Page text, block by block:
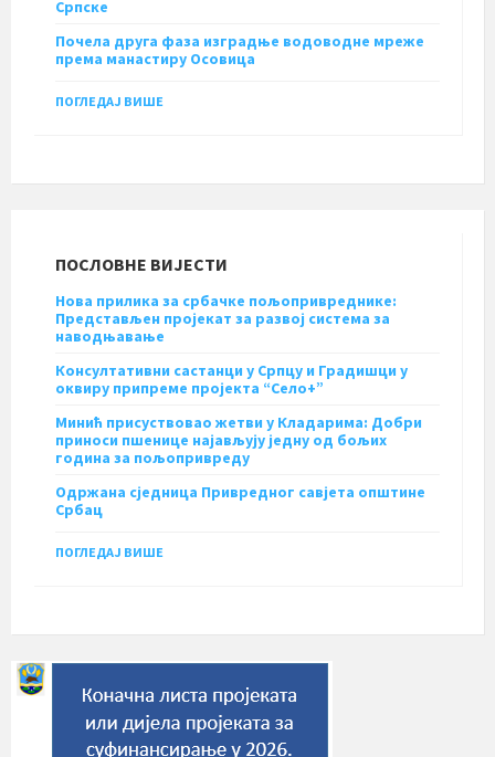
Српске
Почела друга фаза изградње водоводне мреже
према манастиру Осовица
ПОГЛЕДАЈ ВИШЕ
ПОСЛОВНЕ ВИЈЕСТИ
Нова прилика за србачке пољопривреднике:
Представљен пројекат за развој система за
наводњавање
Консултативни састанци у Српцу и Градишци у
оквиру припреме пројекта “Село+”
Минић присуствовао жетви у Кладарима: Добри
приноси пшенице најављују једну од бољих
година за пољопривреду
Одржана сједница Привредног савјета општине
Србац
ПОГЛЕДАЈ ВИШЕ